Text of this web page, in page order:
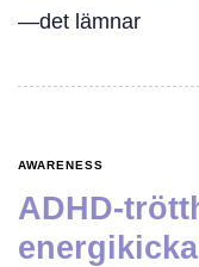
—det lämnar
AWARENESS
ADHD-